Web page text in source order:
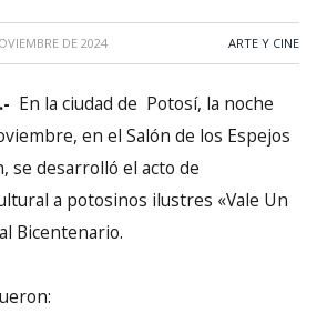
DE 2024 ARTE Y CINE
En la ciudad de Potosí, la noche
en el Salón de los Espejos
se desarrolló el acto de
a potosinos ilustres «Vale Un
Bicentenario.